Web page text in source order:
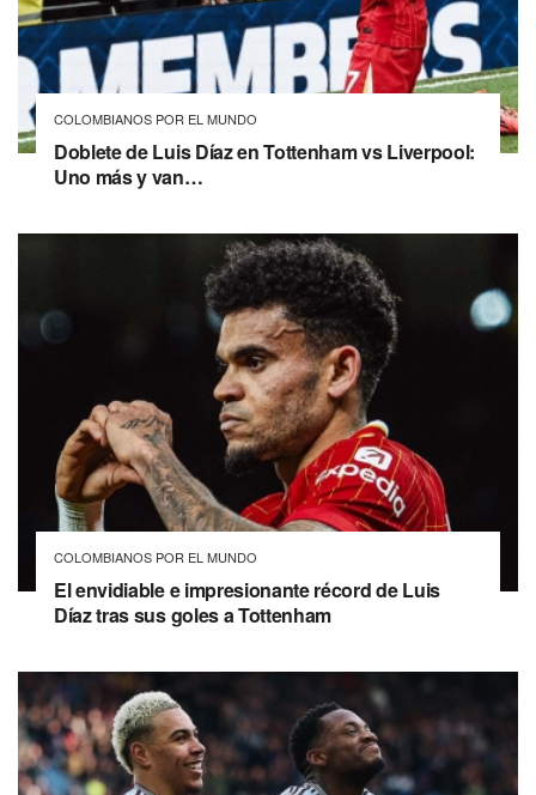
COLOMBIANOS POR EL MUNDO
Doblete de Luis Díaz en Tottenham vs Liverpool:
Uno más y van…
COLOMBIANOS POR EL MUNDO
El envidiable e impresionante récord de Luis
Díaz tras sus goles a Tottenham